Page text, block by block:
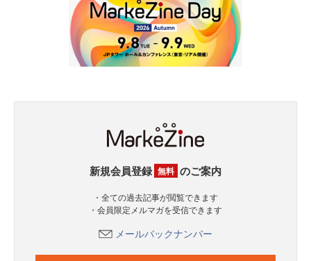
新規会員登録 無料 のご案内
・全ての過去記事が閲覧できます
・会員限定メルマガを受信できます
メールバックナンバー